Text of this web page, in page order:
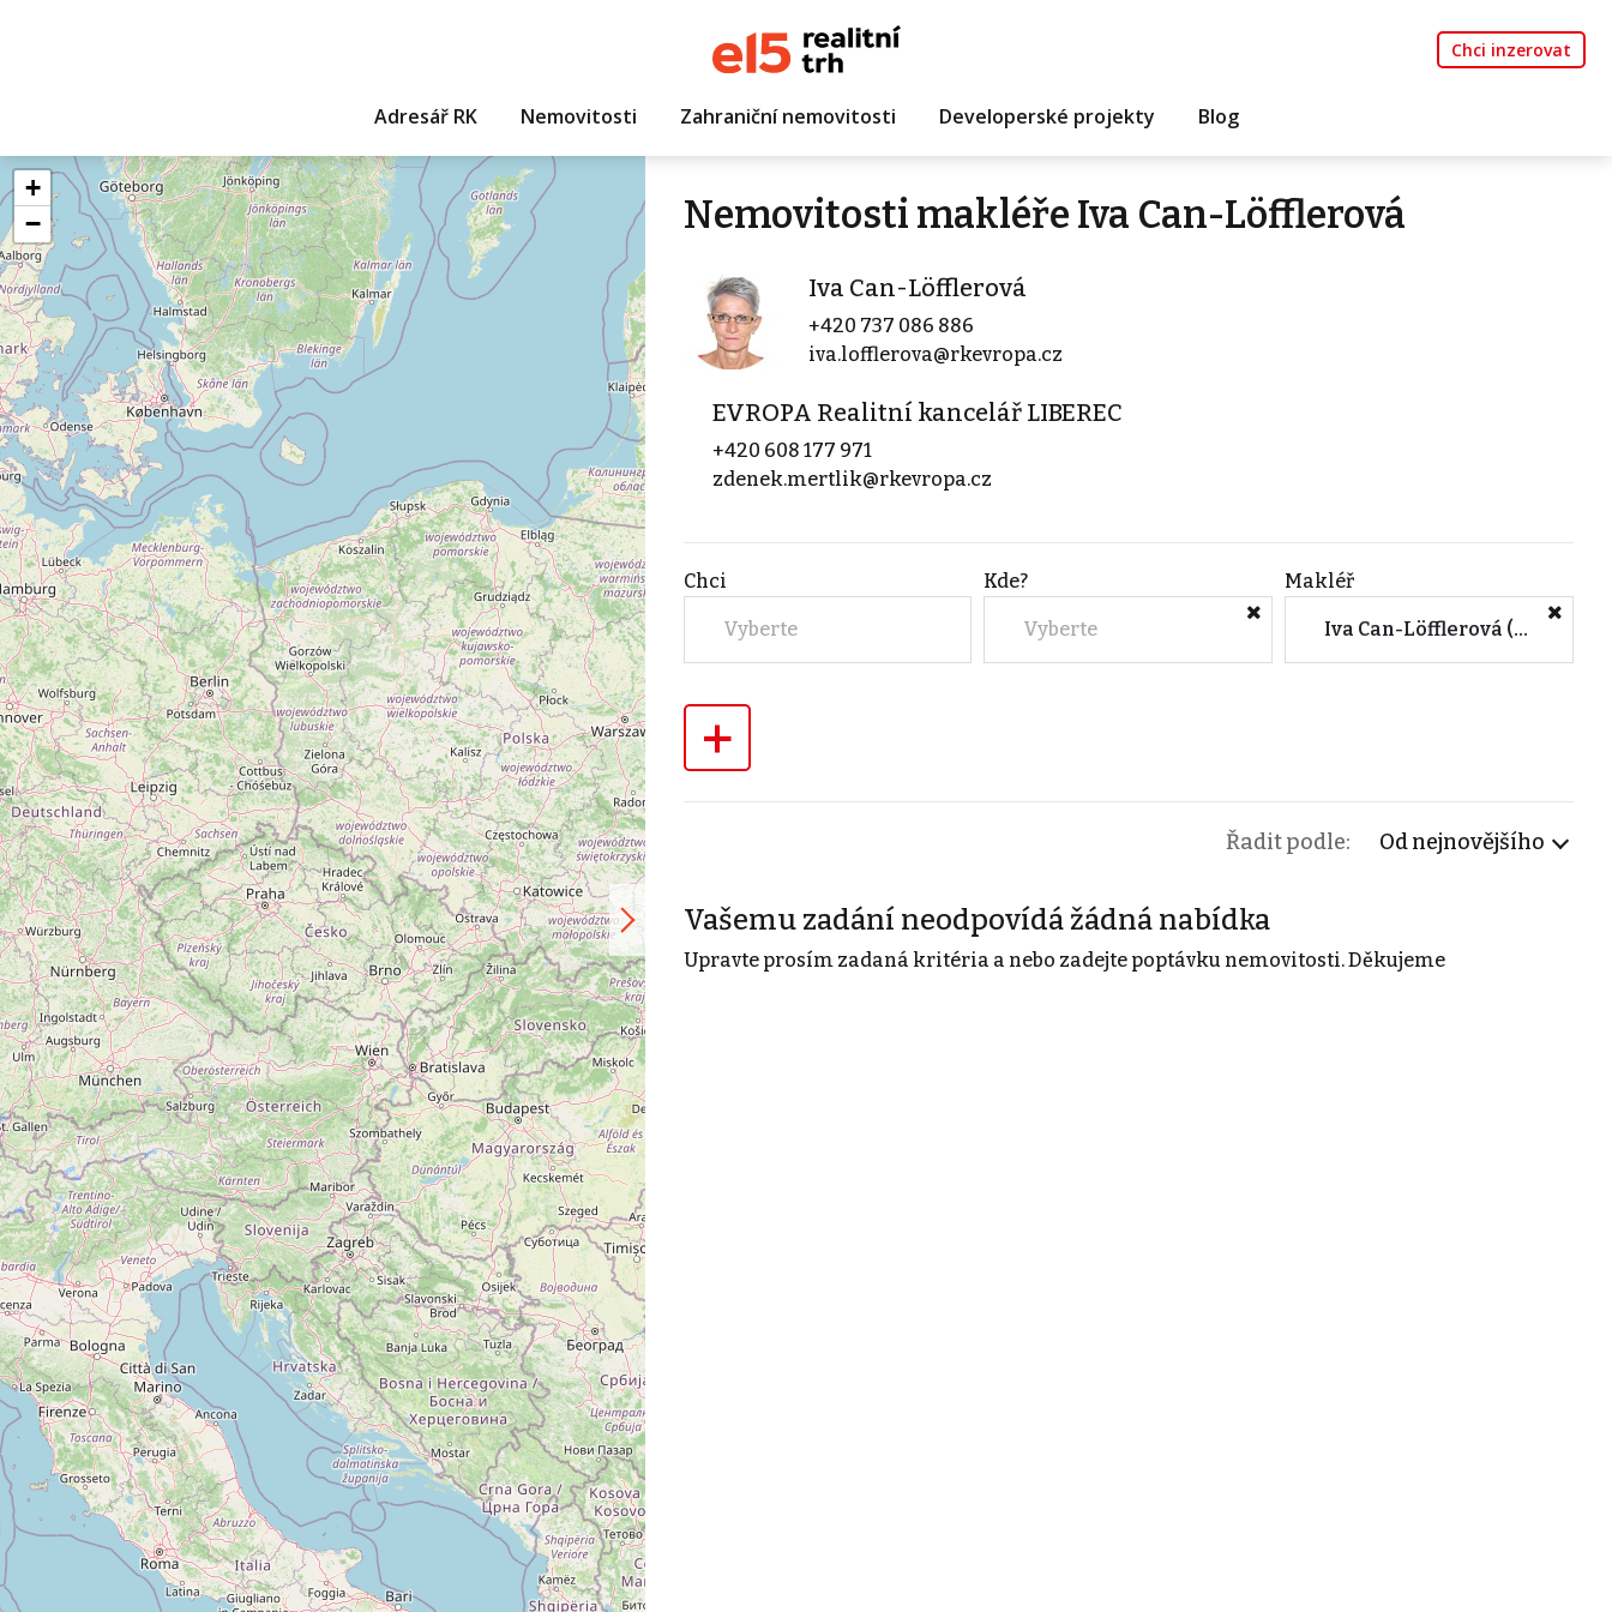
Chci inzerovat
Adresář RK Nemovitosti Zahraniční nemovitosti Developerské projekty Blog
+
−
Nemovitosti makléře Iva Can-Löfflerová
Iva Can-Löfflerová
+420 737 086 886
iva.lofflerova@rkevropa.cz
EVROPA Realitní kancelář LIBEREC
+420 608 177 971
zdenek.mertlik@rkevropa.cz
Chci
Vyberte
Kde?
Vyberte
Makléř
Iva Can-Löfflerová (EVROPA Realitní kancelář LIBEREC)
+
Řadit podle: Od nejnovějšího
Vašemu zadání neodpovídá žádná nabídka
Upravte prosím zadaná kritéria a nebo zadejte poptávku nemovitosti. Děkujeme